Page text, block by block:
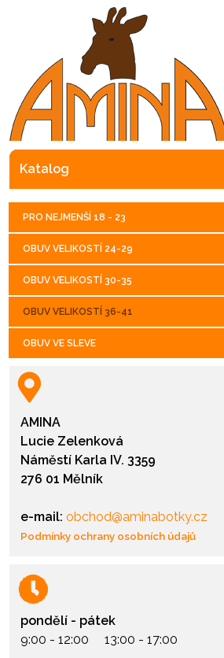
katalog
PRO NEJMENŠÍ 18 - 23
OBUV VELIKOSTÍ 24-29
OBUV VELIKOSTÍ 30-35
OBUV VELIKOSTÍ 36-41
OBUV VE SLEVE
AMINA
Lucie Zelenková
Náměstí Karla IV. 3359
276 01 Mělník
e-mail: obchod@aminabotky.cz
Podmínky ochrany osobních údajů
pondělí - pátek
9:00 - 12:00 13:00 - 17:00